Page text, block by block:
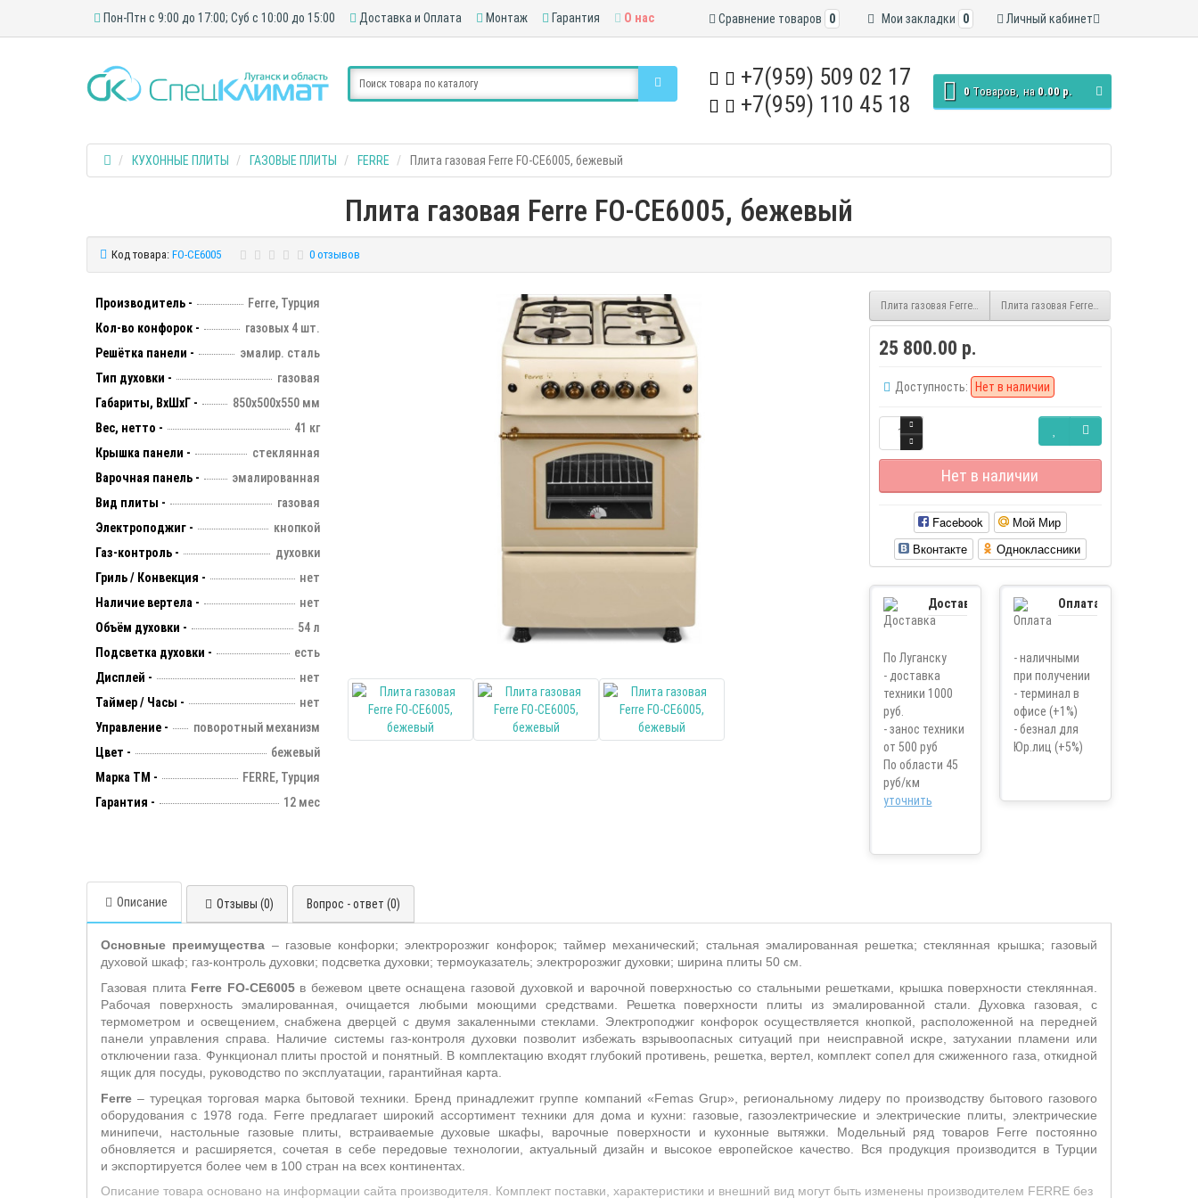
Пон-Птн с 9:00 до 17:00; Суб с 10:00 до 15:00 Доставка и Оплата Монтаж Гарантия О нас Личный кабинет
Мои закладки 0
Сравнение товаров 0
+7(959) 509 02 17
+7(959) 110 45 18
0 Tоваров, на 0.00 р.
КУХОННЫЕ ПЛИТЫ ГАЗОВЫЕ ПЛИТЫ FERRE Плита газовая Ferre FO-CE6005, бежевый
Плита газовая Ferre FO-CE6005, бежевый
Код товара: FO-CE6005 0 отзывов
Производитель -
Ferre, Турция
Кол-во конфорок -
газовых 4 шт.
Решётка панели -
эмалир. сталь
Тип духовки -
газовая
Габариты, ВхШхГ -
850х500х550 мм
Вес, нетто -
41 кг
Крышка панели -
стеклянная
Варочная панель -
эмалированная
Вид плиты -
газовая
Электроподжиг -
кнопкой
Газ-контроль -
духовки
Гриль / Конвекция -
нет
Наличие вертела -
нет
Объём духовки -
54 л
Подсветка духовки -
есть
Дисплей -
нет
Таймер / Часы -
нет
Управление -
поворотный механизм
Цвет -
бежевый
Марка ТМ -
FERRE, Турция
Гарантия -
12 мес
Плита газовая Ferre FO-CE6004, белыйПлита газовая Ferre FO-C1E6001, белый
25 800.00 р.
Доступность: Нет в наличии
Нет в наличии
Facebook
Мой Мир
Вконтакте
Одноклассники
Доставка
По Луганску
- доставка
техники 1000
руб.
- занос техники
от 500 руб
По области 45
руб/км
уточнить
Оплата
- наличными
при получении
- терминал в
офисе (+1%)
- безнал для
Юр.лиц (+5%)
Описание Отзывы (0) Вопрос - ответ (0)
Основные преимущества – газовые конфорки; электророзжиг конфорок; таймер механический; стальная эмалированная решетка; стеклянная крышка; газовый
духовой шкаф; газ-контроль духовки; подсветка духовки; термоуказатель; электророзжиг духовки; ширина плиты 50 см.
Газовая плита Ferre FO-CE6005 в бежевом цветеоснащена газовой духовкой и варочной поверхностью со стальными решетками, крышка поверхности стеклянная
Рабочая поверхность эмалированная, очищается любыми моющими средствами. Решетка поверхности плиты из эмалированной стали. Духовка газовая, с
термометром и освещением, снабжена дверцей с двумя закаленными стеклами. Электроподжиг конфорок осуществляется кнопкой, расположенной на передней
панели управления справа. Наличие системы газ-контроля духовки позволит избежать взрывоопасных ситуаций при неисправной искре, затухании пламени или
отключении газа. Функционал плиты простой и понятный. В комплектацию входят глубокий противень, решетка, вертел, комплект сопел для сжиженного газа, откидной
ящик для посуды, руководство по эксплуатации, гарантийная карта.
Ferre – турецкая торговая марка бытовой техники. Бренд принадлежит группе компаний «Femas Grup», региональному лидеру по производству бытового газового
оборудования с 1978 года. Ferre предлагает широкий ассортимент техники для дома и кухни: газовые, газоэлектрические и электрические плиты, электрические
минипечи, настольные газовые плиты, встраиваемые духовые шкафы, варочные поверхности и кухонные вытяжки. Модельный ряд товаров Ferre постоянно
обновляется и расширяется, сочетая в себе передовые технологии, актуальный дизайн и высокое европейское качество. Вся продукция производится в Турции
и экспортируется более чем в 100 стран на всех континентах.
Описание товара основано на информации сайта производителя. Комплект поставки, характеристики и внешний вид могут быть изменены производителем FERRE без